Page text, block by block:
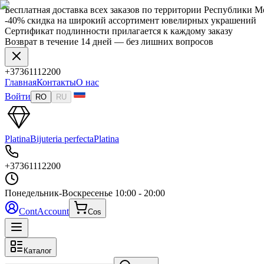
Бесплатная доставка всех заказов по территории Республики
-40% скидка на широкий ассортимент ювелирных украшений
Сертификат подлинности прилагается к каждому заказу
Возврат в течение 14 дней — без лишних вопросов
+37361112200
ГлавнаяКонтактыО нас
Войти
RO RU
PlatinaBijuteria perfectaPlatina
+37361112200
Понедельник-Воскресенье 10:00 - 20:00
ContAccount Cos
Каталог